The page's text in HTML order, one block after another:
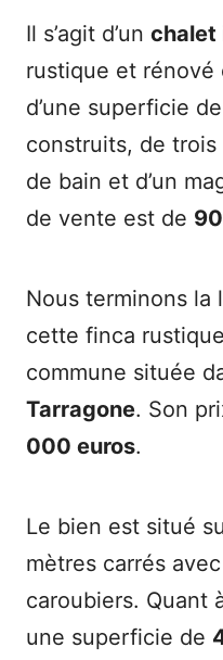
Il s’agit d’un chalet
rustique et rénové
d’une superficie de
construits, de trois
de bain et d’un
de vente est de
Nous terminons la
cette finca
commune située
Tarragone. Son
000 euros.
Le bien est situé
mètres carrés
caroubiers. Quant
une superficie de